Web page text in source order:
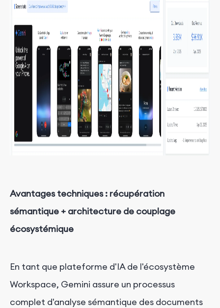
Avantages techniques : récupération
sémantique + architecture de couplage
écosystémique
En tant que plateforme d'IA de l'écosystème
Workspace, Gemini assure un processus
complet d'analyse sémantique des documents